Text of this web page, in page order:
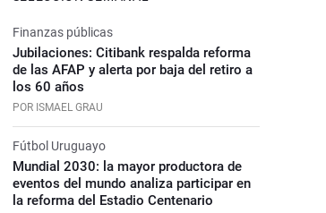
Finanzas públicas
Jubilaciones: Citibank respalda reforma
de las AFAP y alerta por baja del retiro a
los 60 años
POR ISMAEL GRAU
Fútbol Uruguayo
Mundial 2030: la mayor productora de
eventos del mundo analiza participar en
la reforma del Estadio Centenario